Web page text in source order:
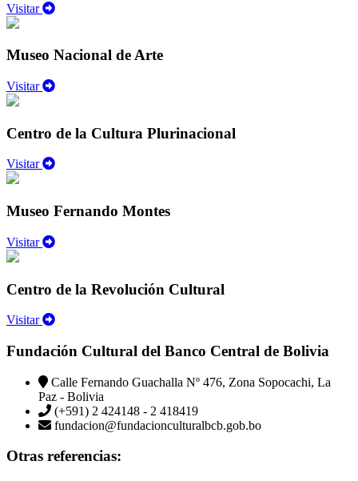
Visitar
Museo Nacional de Arte
Visitar
Centro de la Cultura Plurinacional
Visitar
Museo Fernando Montes
Visitar
Centro de la Revolución Cultural
Visitar
Fundación Cultural del Banco Central de Bolivia
Calle Fernando Guachalla Nº 476, Zona Sopocachi, La
Paz - Bolivia
(+591) 2 424148 - 2 418419
fundacion@fundacionculturalbcb.gob.bo
Otras referencias: